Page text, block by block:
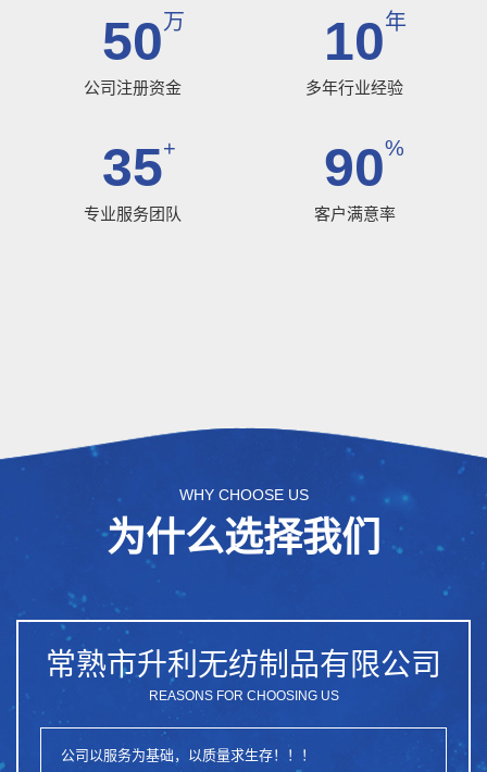
50万
公司注册资金
10年
多年行业经验
35+
专业服务团队
90%
客户满意率
WHY CHOOSE US
为什么选择我们
常熟市升利无纺制品有限公司
REASONS FOR CHOOSING US
公司以服务为基础，以质量求生存！！！